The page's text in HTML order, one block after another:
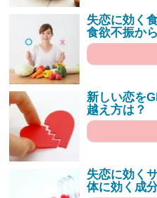
失恋に効く
食欲不振か
新しい恋を
越え方は？
失恋に効く
体に効く成